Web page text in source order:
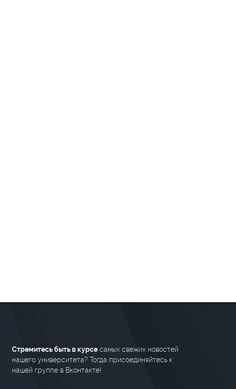
Стремитесь быть в курсе самых свежих новостей
нашего университета? Тогда присоединяйтесь к
нашей группе в Вконтакте!